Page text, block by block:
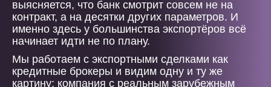
выясняется, что банк смотрит совсем не на
контракт, а на десятки других параметров. И
именно здесь у большинства экспортёров всё
начинает идти не по плану.
Мы работаем с экспортными сделками как
кредитные брокеры и видим одну и ту же
картину: компания с реальным зарубежным